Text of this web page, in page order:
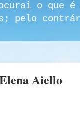
o que é
pelo
Elena Aiello